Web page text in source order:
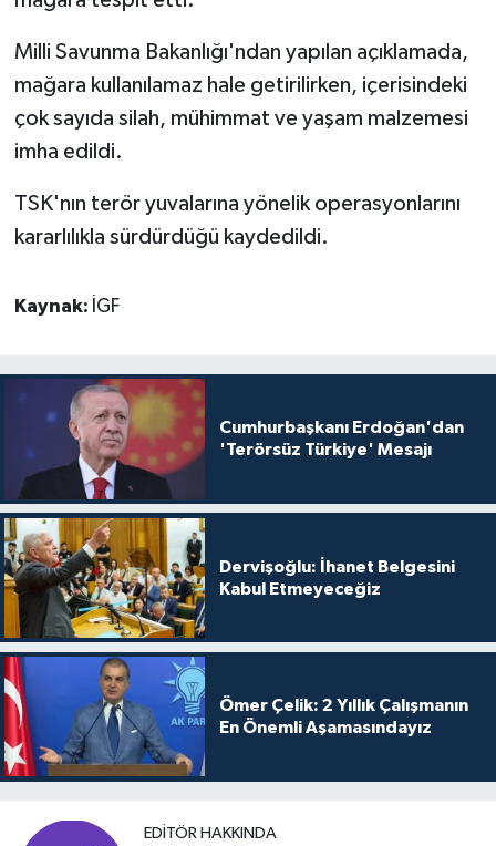
Milli Savunma Bakanlığı'ndan yapılan açıklamada,
mağara kullanılamaz hale getirilirken, içerisindeki
çok sayıda silah, mühimmat ve yaşam malzemesi
imha edildi.
TSK'nın terör yuvalarına yönelik operasyonlarını
kararlılıkla sürdürdüğü kaydedildi.
Kaynak: İGF
Cumhurbaşkanı Erdoğan'dan
'Terörsüz Türkiye' Mesajı
Dervişoğlu: İhanet Belgesini
Kabul Etmeyeceğiz
Ömer Çelik: 2 Yıllık Çalışmanın
En Önemli Aşamasındayız
EDITÖR HAKKINDA